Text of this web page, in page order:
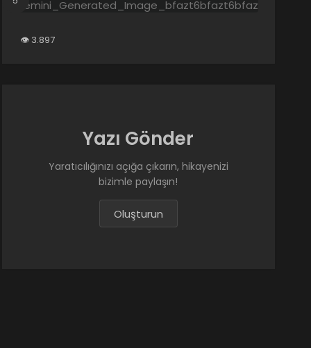
3.897
Yazı Gönder
Yaratıcılığınızı açığa çıkarın, hikayenizi
bizimle paylaşın!
Oluşturun